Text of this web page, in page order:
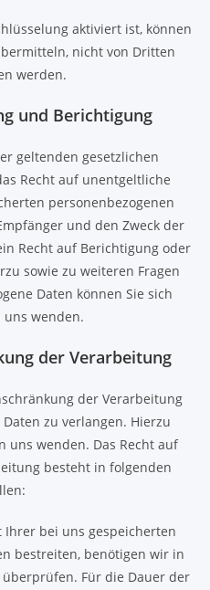
aktiviert ist, können
nicht von Dritten
werden.
und Berichtigung
geltenden gesetzlichen
Recht auf unentgeltliche
personenbezogenen
und den Zweck der
Recht auf Berichtigung oder
sowie zu weiteren Fragen
Daten können Sie sich
wenden.
der Verarbeitung
der Verarbeitung
zu verlangen. Hierzu
uns wenden. Das Recht auf
besteht in folgenden
Ihrer bei uns gespeicherten
bestreiten, benötigen wir in
Für die Dauer der